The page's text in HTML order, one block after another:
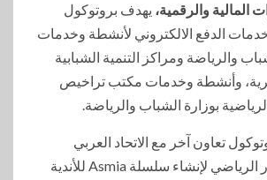
المالية والرقمية، يهدف بروتوكول
خدمات الدفع الالكتروني لأنشطة وخدمات
والرياضة ومراكز التنمية الشبابية
وأنشطة وخدمات مكتب تراخيص
بوزارة الشباب والرياضة.
تعاون آخر مع الاتحاد العربي
للتسويق والاستثمار الرياضي لإنشاء سلسلة Asmia للأندية